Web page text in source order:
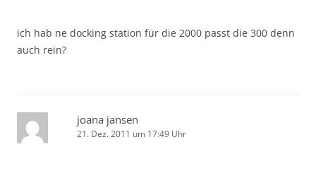
ich hab ne docking station für die 2000 passt die 300 denn
auch rein?
joana jansen
21. Dez. 2011 um 17:49 Uhr